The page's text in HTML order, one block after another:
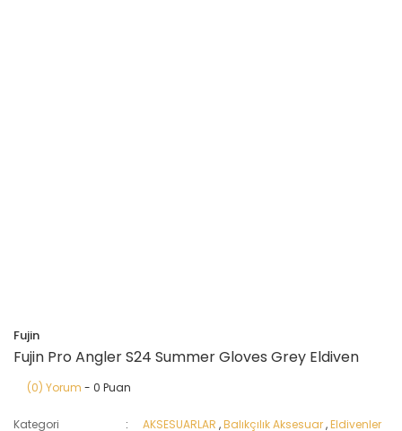
Fujin
Fujin Pro Angler S24 Summer Gloves Grey Eldiven
(0) Yorum - 0 Puan
Kategori AKSESUARLAR ,Balıkçılık Aksesuar,Eldivenler